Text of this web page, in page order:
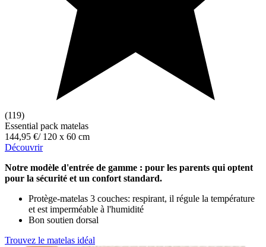
(119)
Essential pack matelas
144,95 €/ 120 x 60 cm
Découvrir
Notre modèle d'entrée de gamme : pour les parents qui optent
pour la sécurité et un confort standard.
Protège-matelas 3 couches: respirant, il régule la température
et est imperméable à l'humidité
Bon soutien dorsal
Trouvez le matelas idéal